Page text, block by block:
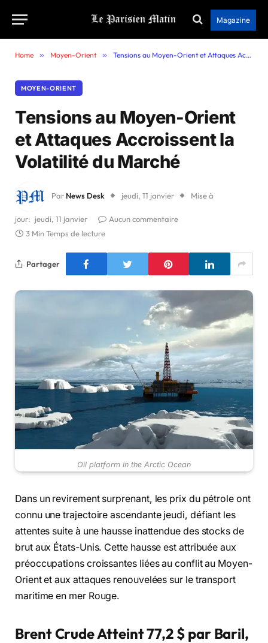
Magazine
Home » Moyen-Orient » Tensions au Moyen-Orient et Attaques Accroissent la Volatilité du Marché
MOYEN-ORIENT
Tensions au Moyen-Orient
et Attaques Accroissent la
Volatilité du Marché
Par News Desk jeudi, 11 janvier Mise à
jour: jeudi, 11 janvier
Aucun commentaire
3 Min Temps de lecture
Partager
Oil platform in the Arctic Ocean
Dans un revirement surprenant, les prix du pétrole ont
connu une trajectoire ascendante jeudi, défiant les
attentes suite à une hausse inattendue des stocks de
brut aux États-Unis. Cette hausse est attribuée aux
préoccupations croissantes liées au conflit au Moyen-
Orient et aux attaques renouvelées sur le transport
maritime en mer Rouge.
Brent Crude Atteint 77,2 $ par Baril,